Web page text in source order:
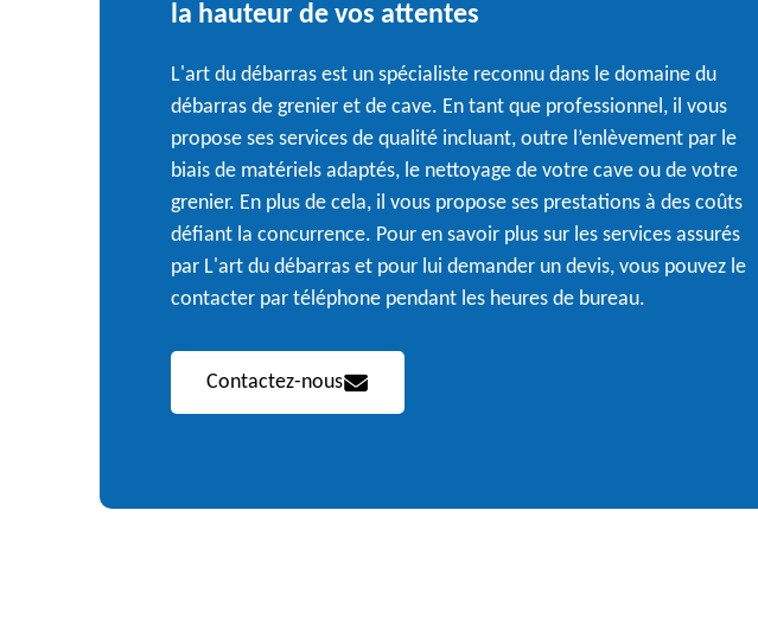
la hauteur de vos attentes
L'art du débarras est un spécialiste reconnu dans le domaine du
débarras de grenier et de cave. En tant que professionnel, il vous
propose ses services de qualité incluant, outre l’enlèvement par le
biais de matériels adaptés, le nettoyage de votre cave ou de votre
grenier. En plus de cela, il vous propose ses prestations à des coûts
défiant la concurrence. Pour en savoir plus sur les services assurés
par L'art du débarras et pour lui demander un devis, vous pouvez le
contacter par téléphone pendant les heures de bureau.
Contactez-nous